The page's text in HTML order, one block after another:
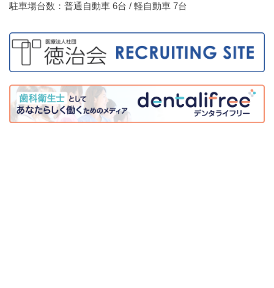
駐車場台数：普通自動車 6台 / 軽自動車 7台